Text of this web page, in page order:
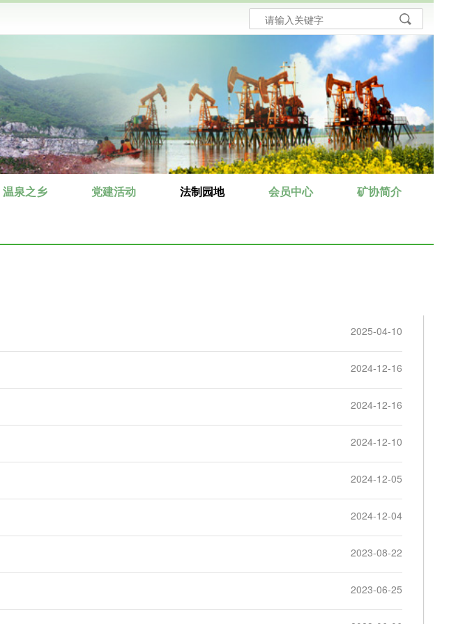
温泉之乡 党建活动
法制园地
会员中心
矿协简介
理事会成员
专业委员会
专家库
2025-04-10
2024-12-16
2024-12-16
2024-12-10
2024-12-05
2024-12-04
2023-08-22
2023-06-25